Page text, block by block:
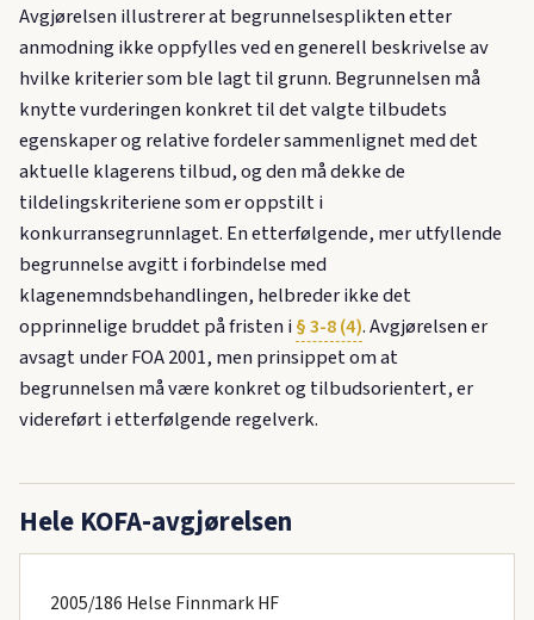
Avgjørelsen illustrerer at begrunnelsesplikten etter
anmodning ikke oppfylles ved en generell beskrivelse av
hvilke kriterier som ble lagt til grunn. Begrunnelsen må
knytte vurderingen konkret til det valgte tilbudets
egenskaper og relative fordeler sammenlignet med det
aktuelle klagerens tilbud, og den må dekke de
tildelingskriteriene som er oppstilt i
konkurransegrunnlaget. En etterfølgende, mer utfyllende
begrunnelse avgitt i forbindelse med
klagenemndsbehandlingen, helbreder ikke det
opprinnelige bruddet på fristen i§ 3-8 (4). Avgjørelsen er
avsagt under FOA 2001, men prinsippet om at
begrunnelsen må være konkret og tilbudsorientert, er
videreført i etterfølgende regelverk.
Hele KOFA-avgjørelsen
2005/186 Helse Finnmark HF